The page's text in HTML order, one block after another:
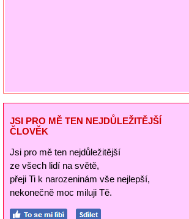
JSI PRO MĚ TEN NEJDŮLEŽITĚJŠÍ
ČLOVĚK
Jsi pro mě ten nejdůležitější
ze všech lidí na světě,
přeji Ti k narozeninám vše nejlepší,
nekonečně moc miluji Tě.